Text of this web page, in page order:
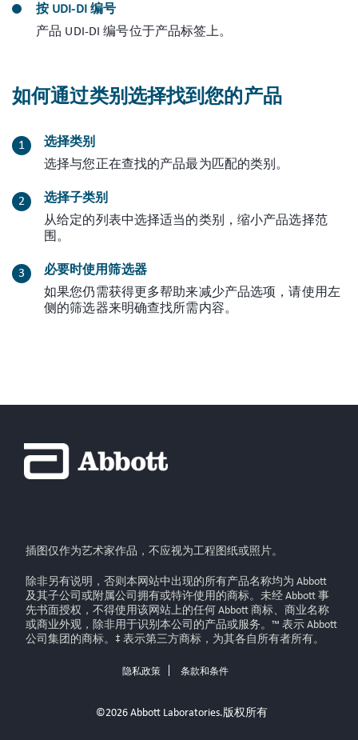
按 UDI-DI 编号
产品 UDI-DI 编号位于产品标签上。
如何通过类别选择找到您的产品
选择类别
选择与您正在查找的产品最为匹配的类别。
选择子类别
从给定的列表中选择适当的类别，缩小产品选择范
围。
必要时使用筛选器
如果您仍需获得更多帮助来减少产品选项，请使用左
侧的筛选器来明确查找所需内容。
插图仅作为艺术家作品，不应视为工程图纸或照片。
除非另有说明，否则本网站中出现的所有产品名称均为 Abbott
及其子公司或附属公司拥有或特许使用的商标。未经 Abbott 事
先书面授权，不得使用该网站上的任何 Abbott 商标、商业名称
或商业外观，除非用于识别本公司的产品或服务。™ 表示 Abbott
公司集团的商标。‡ 表示第三方商标，为其各自所有者所有。
隐私政策 条款和条件
©2026 Abbott Laboratories.版权所有